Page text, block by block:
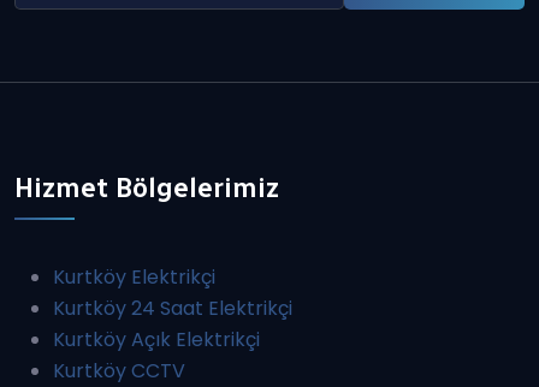
Hizmet Bölgelerimiz
Kurtköy Elektrikçi
Kurtköy 24 Saat Elektrikçi
Kurtköy Açık Elektrikçi
Kurtköy CCTV